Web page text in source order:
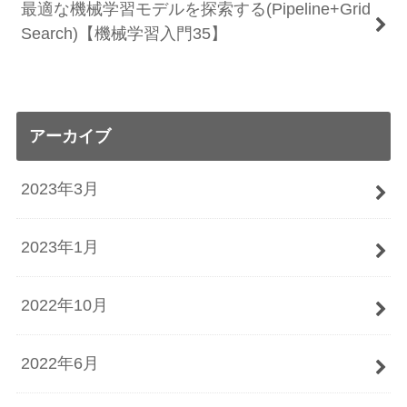
最適な機械学習モデルを探索する(Pipeline+Grid
Search)【機械学習入門35】
アーカイブ
2023年3月
2023年1月
2022年10月
2022年6月